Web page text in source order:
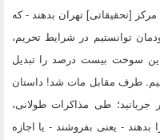
[تحقیقاتى‌] تهران بدهند - که
توانستیم در شرایط تحریم،
سوخت بیست درصد را تبدیل
طرف مقابل مات شد! داستان
طى مذاکرات طولانى،
- یعنى بفروشند - یا اجازه